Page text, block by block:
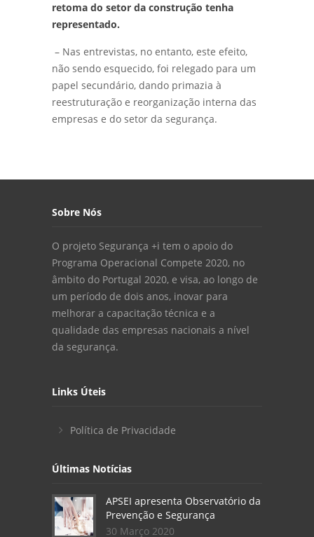
retoma do setor da construção tenha
representado.
– Nas entrevistas, no entanto, este efeito,
não sendo esquecido, foi relegado para um
papel secundário, dando primazia à
reestruturação e reorganização interna das
empresas e do setor da segurança.
Sobre Nós
O projeto Segurança +i tem o apoio do
Programa Operacional Compete 2020, no
âmbito do Portugal 2020, e visa, ao longo de
um período de dois anos, inovar para
melhorar a capacitação técnica e a
qualidade das empresas nacionais a nível
da segurança.
Links Úteis
Política de Privacidade
Últimas Notícias
APSEI apresenta Observatório da
Prevenção e Segurança
30 Março 2020